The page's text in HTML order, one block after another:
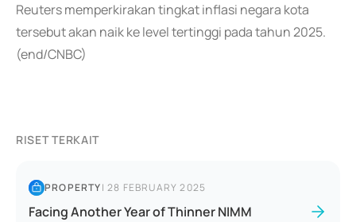
Reuters memperkirakan tingkat inflasi negara kota
tersebut akan naik ke level tertinggi pada tahun 2025.
(end/CNBC)
RISET TERKAIT
PROPERTY|28 FEBRUARY 2025
Facing Another Year of Thinner NIMM